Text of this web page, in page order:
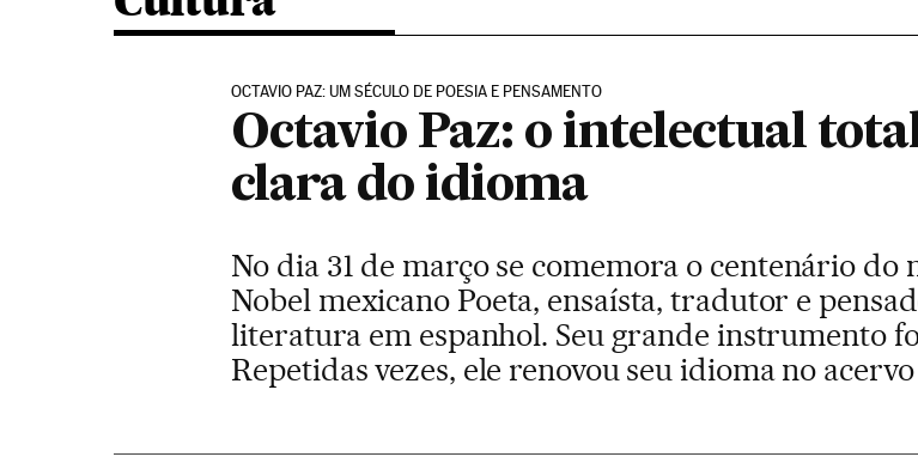
OCTAVIO PAZ: UM SÉCULO DE POESIA E PENSAMENTO
Octavio Paz: o intelectual
clara do idioma
No dia 31 de março se comemora o centenário
Nobel mexicano Poeta, ensaísta, tradutor e
literatura em espanhol. Seu grande instrumento
Repetidas vezes, ele renovou seu idioma no